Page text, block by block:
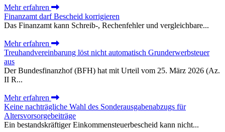
Mehr erfahren
Finanzamt darf Bescheid korrigieren
Das Finanzamt kann Schreib-, Rechenfehler und vergleichbare...
Mehr erfahren
Treuhandvereinbarung löst nicht automatisch Grunderwerbsteuer
aus
Der Bundesfinanzhof (BFH) hat mit Urteil vom 25. März 2026 (Az.
II R...
Mehr erfahren
Keine nachträgliche Wahl des Sonderausgabenabzugs für
Altersvorsorgebeiträge
Ein bestandskräftiger Einkommensteuerbescheid kann nicht...